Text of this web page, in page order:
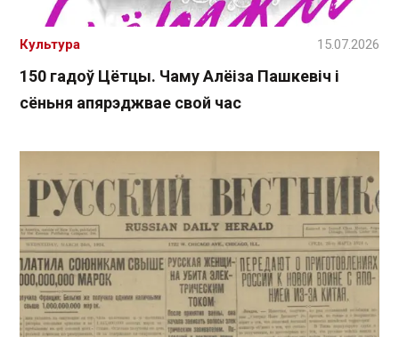
150 гадоў Цётцы. Чаму Алёіза Пашкевіч і
сёньня апярэджвае свой час
Культура 15.07.2026